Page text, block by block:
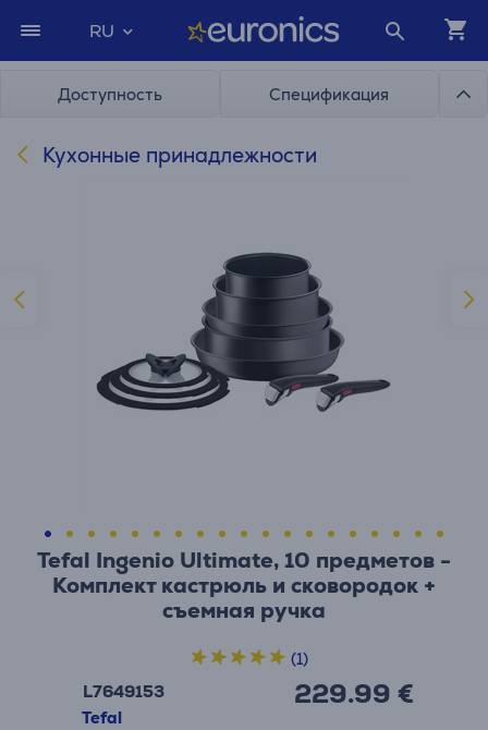
RU
Доступность Спецификация
Кухонные принадлежности
Tefal Ingenio Ultimate, 10 предметов -
Комплект кастрюль и сковородок +
съемная ручка
L7649153
Tefal
229.99 €
(1)